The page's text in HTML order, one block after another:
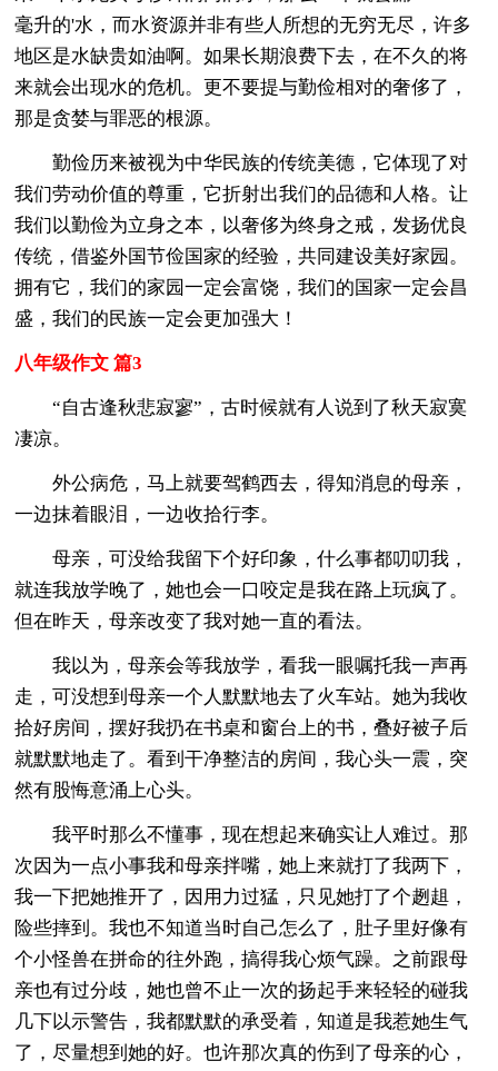
毫升的'水，而水资源并非有些人所想的无穷无尽，许多
地区是水缺贵如油啊。如果长期浪费下去，在不久的将
来就会出现水的危机。更不要提与勤俭相对的奢侈了，
那是贪婪与罪恶的根源。
勤俭历来被视为中华民族的传统美德，它体现了对
我们劳动价值的尊重，它折射出我们的品德和人格。让
我们以勤俭为立身之本，以奢侈为终身之戒，发扬优良
传统，借鉴外国节俭国家的经验，共同建设美好家园。
拥有它，我们的家园一定会富饶，我们的国家一定会昌
盛，我们的民族一定会更加强大！
八年级作文 篇3
“自古逢秋悲寂寥”，古时候就有人说到了秋天寂寞
凄凉。
外公病危，马上就要驾鹤西去，得知消息的母亲，
一边抹着眼泪，一边收拾行李。
母亲，可没给我留下个好印象，什么事都叨叨我，
就连我放学晚了，她也会一口咬定是我在路上玩疯了。
但在昨天，母亲改变了我对她一直的看法。
我以为，母亲会等我放学，看我一眼嘱托我一声再
走，可没想到母亲一个人默默地去了火车站。她为我收
拾好房间，摆好我扔在书桌和窗台上的书，叠好被子后
就默默地走了。看到干净整洁的房间，我心头一震，突
然有股悔意涌上心头。
我平时那么不懂事，现在想起来确实让人难过。那
次因为一点小事我和母亲拌嘴，她上来就打了我两下，
我一下把她推开了，因用力过猛，只见她打了个趔趄，
险些摔到。我也不知道当时自己怎么了，肚子里好像有
个小怪兽在拼命的往外跑，搞得我心烦气躁。之前跟母
亲也有过分歧，她也曾不止一次的扬起手来轻轻的碰我
几下以示警告，我都默默的承受着，知道是我惹她生气
了，尽量想到她的好。也许那次真的伤到了母亲的心，